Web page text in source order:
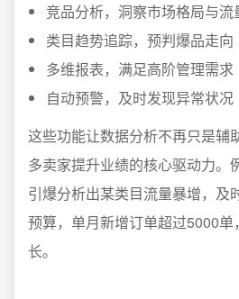
竞品分析，洞察市场格局与流
类目趋势追踪，预判爆品走向
多维报表，满足高阶管理需求
自动预警，及时发现异常状况
这些功能让数据分析不再只是辅
多卖家提升业绩的核心驱动力。
引爆分析出某类目流量暴增，及
预算，单月新增订单超过5000
长。